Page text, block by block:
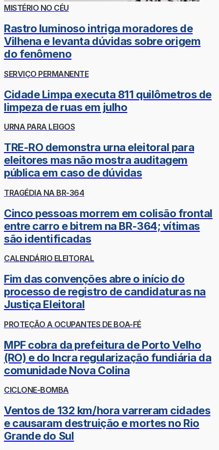
MISTÉRIO NO CÉU
Rastro luminoso intriga moradores de
Vilhena e levanta dúvidas sobre origem
do fenômeno
SERVIÇO PERMANENTE
Cidade Limpa executa 811 quilômetros de
limpeza de ruas em julho
URNA PARA LEIGOS
TRE-RO demonstra urna eleitoral para
eleitores mas não mostra auditagem
pública em caso de dúvidas
TRAGÉDIA NA BR-364
Cinco pessoas morrem em colisão frontal
entre carro e bitrem na BR-364; vítimas
são identificadas
CALENDÁRIO ELEITORAL
Fim das convenções abre o início do
processo de registro de candidaturas na
Justiça Eleitoral
PROTEÇÃO A OCUPANTES DE BOA-FÉ
MPF cobra da prefeitura de Porto Velho
(RO) e do Incra regularização fundiária da
comunidade Nova Colina
CICLONE-BOMBA
Ventos de 132 km/hora varreram cidades
e causaram destruição e mortes no Rio
Grande do Sul